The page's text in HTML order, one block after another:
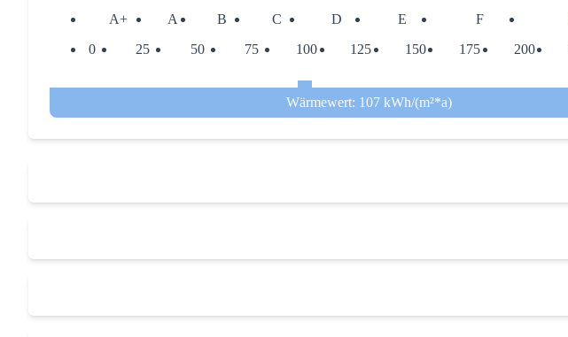
A+ A B C D E F
0
25 50 75 100 125 150 175 200
Wärmewert: 107 kWh/(m²*a)